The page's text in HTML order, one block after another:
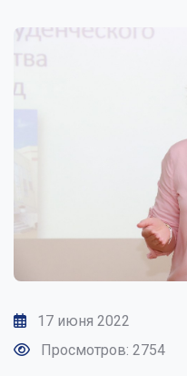
17 июня 2022
Просмотров: 2754